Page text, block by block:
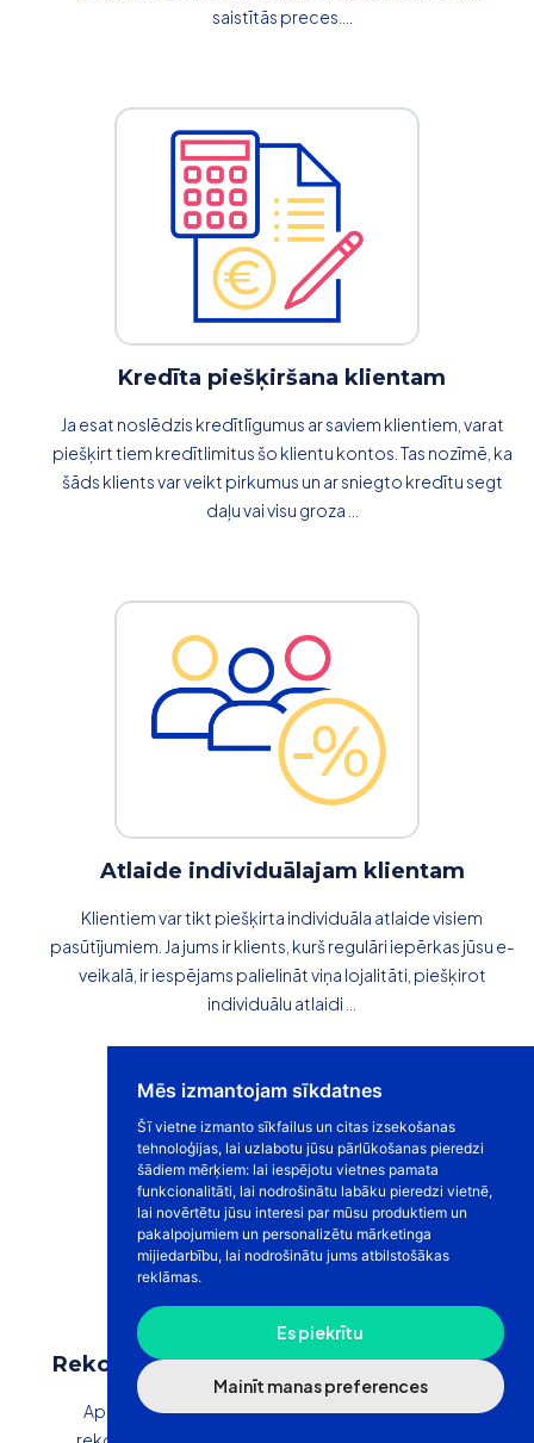
Mēs izmantojam sīkdatnes
Šī vietne izmanto sīkfailus un citas izsekošanas
tehnoloģijas, lai uzlabotu jūsu pārlūkošanas pieredzi
šādiem mērķiem: lai iespējotu vietnes pamata
funkcionalitāti, lai nodrošinātu labāku pieredzi vietnē,
lai novērtētu jūsu interesi par mūsu produktiem un
pakalpojumiem un personalizētu mārketinga
mijiedarbību, lai nodrošinātu jums atbilstošākas
reklāmas.
Es piekrītu
Mainīt manas preferences
saistītās preces....
Kredīta piešķiršana klientam
Ja esat noslēdzis kredītlīgumus ar saviem klientiem, varat
piešķirt tiem kredītlimitus šo klientu kontos. Tas nozīmē, ka
šāds klients var veikt pirkumus un ar sniegto kredītu segt
daļu vai visu groza ...
Atlaide individuālajam klientam
Klientiem var tikt piešķirta individuāla atlaide visiem
pasūtījumiem. Ja jums ir klients, kurš regulāri iepērkas jūsu e-
veikalā, ir iespējams palielināt viņa lojalitāti, piešķirot
individuālu atlaidi ...
Rekomendācijas (angļ. affiliate) modulis
Apmeklētāji var reģistrēties kā partneri un kopīgot